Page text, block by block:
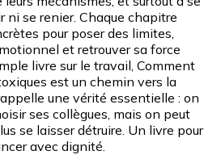
ni se renier. Chaque chapitre
pour poser des limites,
et retrouver sa force
livre sur le travail, Comment
est un chemin vers la
une vérité essentielle : on
ses collègues, mais on peut
se laisser détruire. Un livre pour
avec dignité.